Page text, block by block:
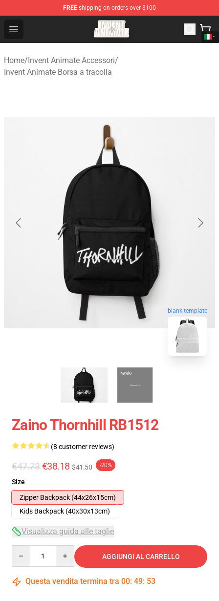
FREE shipping on orders over $100
Open menu
Invent Animate Shop - Official Invent Animate
Home/Invent Animate Accessori/
Invent Animate Borsa a tracolla
blank template
Zaino Thornhill RB1512
(8 customer reviews)
€47.73 €38.18 $41.50 -20%
Size
Zipper Backpack (44x26x15cm)
Kids Backpack (40x30x13cm)
Visualizza guida alle taglie
AGGIUNGI AL CARRELLO
Questa vendita termina tra 00: 49: 53